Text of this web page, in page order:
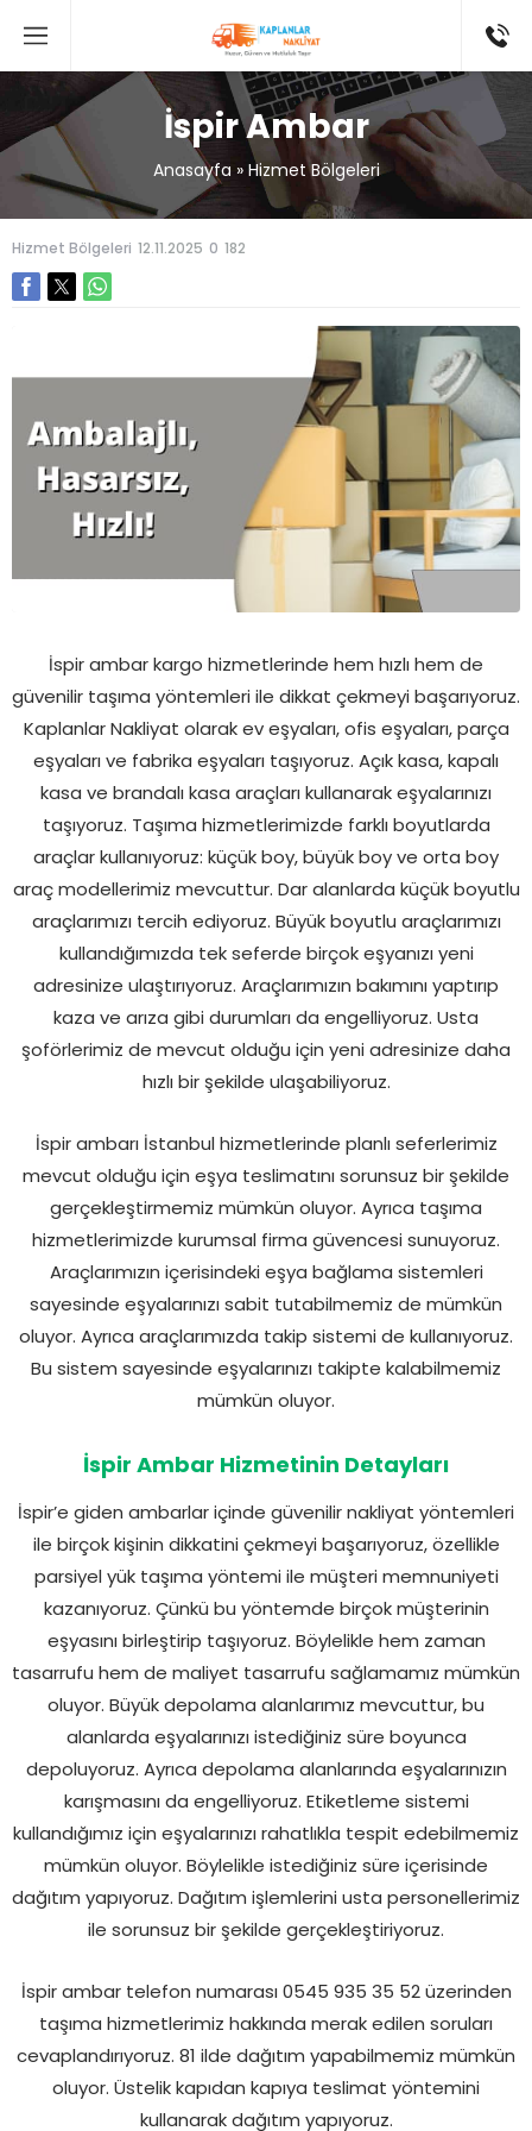
İspir Ambar
Anasayfa » Hizmet Bölgeleri
Hizmet Bölgeleri 12.11.2025 0 182
İspir ambar kargo hizmetlerinde hem hızlı hem de
güvenilir taşıma yöntemleri ile dikkat çekmeyi başarıyoruz.
Kaplanlar Nakliyat olarak ev eşyaları, ofis eşyaları, parça
eşyaları ve fabrika eşyaları taşıyoruz. Açık kasa, kapalı
kasa ve brandalı kasa araçları kullanarak eşyalarınızı
taşıyoruz. Taşıma hizmetlerimizde farklı boyutlarda
araçlar kullanıyoruz: küçük boy, büyük boy ve orta boy
araç modellerimiz mevcuttur. Dar alanlarda küçük boyutlu
araçlarımızı tercih ediyoruz. Büyük boyutlu araçlarımızı
kullandığımızda tek seferde birçok eşyanızı yeni
adresinize ulaştırıyoruz. Araçlarımızın bakımını yaptırıp
kaza ve arıza gibi durumları da engelliyoruz. Usta
şoförlerimiz de mevcut olduğu için yeni adresinize daha
hızlı bir şekilde ulaşabiliyoruz.
İspir ambarı İstanbul hizmetlerinde planlı seferlerimiz
mevcut olduğu için eşya teslimatını sorunsuz bir şekilde
gerçekleştirmemiz mümkün oluyor. Ayrıca taşıma
hizmetlerimizde kurumsal firma güvencesi sunuyoruz.
Araçlarımızın içerisindeki eşya bağlama sistemleri
sayesinde eşyalarınızı sabit tutabilmemiz de mümkün
oluyor. Ayrıca araçlarımızda takip sistemi de kullanıyoruz.
Bu sistem sayesinde eşyalarınızı takipte kalabilmemiz
mümkün oluyor.
İspir Ambar Hizmetinin Detayları
İspir’e giden ambarlar içinde güvenilir nakliyat yöntemleri
ile birçok kişinin dikkatini çekmeyi başarıyoruz, özellikle
parsiyel yük taşıma yöntemi ile müşteri memnuniyeti
kazanıyoruz. Çünkü bu yöntemde birçok müşterinin
eşyasını birleştirip taşıyoruz. Böylelikle hem zaman
tasarrufu hem de maliyet tasarrufu sağlamamız mümkün
oluyor. Büyük depolama alanlarımız mevcuttur, bu
alanlarda eşyalarınızı istediğiniz süre boyunca
depoluyoruz. Ayrıca depolama alanlarında eşyalarınızın
karışmasını da engelliyoruz. Etiketleme sistemi
kullandığımız için eşyalarınızı rahatlıkla tespit edebilmemiz
mümkün oluyor. Böylelikle istediğiniz süre içerisinde
dağıtım yapıyoruz. Dağıtım işlemlerini usta personellerimiz
ile sorunsuz bir şekilde gerçekleştiriyoruz.
İspir ambar telefon numarası 0545 935 35 52 üzerinden
taşıma hizmetlerimiz hakkında merak edilen soruları
cevaplandırıyoruz. 81 ilde dağıtım yapabilmemiz mümkün
oluyor. Üstelik kapıdan kapıya teslimat yöntemini
kullanarak dağıtım yapıyoruz.